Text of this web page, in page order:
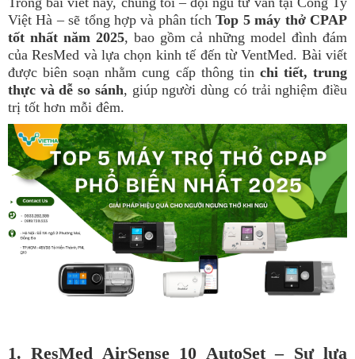
Việt Hà – sẽ tổng hợp và phân tíchTop 5 máy thở CPAP
tốt nhất năm 2025, bao gồm cả những model đình đám
của ResMed và lựa chọn kinh tế đến từ VentMed. Bài viết
được biên soạn nhằm cung cấp thông tin chi tiết, trung
thực và dễ so sánh, giúp người dùng có trải nghiệm điều
trị tốt hơn mỗi đêm.
1. ResMed AirSense 10 AutoSet – Sự lựa